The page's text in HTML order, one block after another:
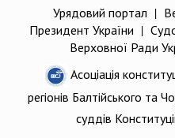
Урядовий портал |
Президент України |
Верховної Ради
Асоціація
регіонів Балтійського та
суддів